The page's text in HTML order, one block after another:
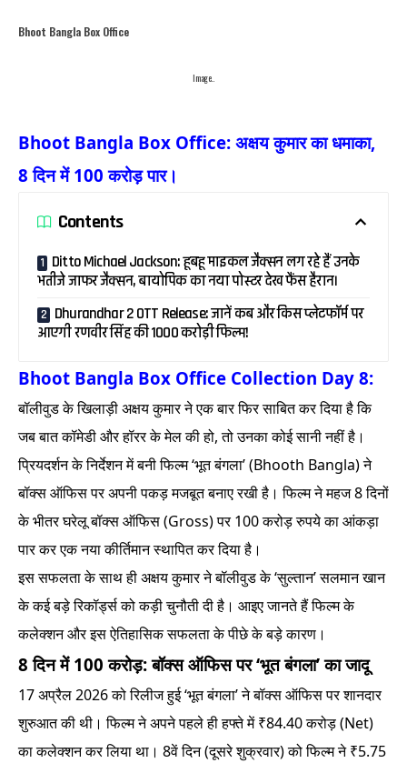
Bhoot Bangla Box Office
Image..
Bhoot Bangla Box Office: अक्षय कुमार का धमाका,
8 दिन में 100 करोड़ पार।
Contents
Ditto Michael Jackson: हूबहू माइकल जैक्सन लग रहे हैं उनके
भतीजे जाफर जैक्सन, बायोपिक का नया पोस्टर देख फैंस हैरान।
Dhurandhar 2 OTT Release: जानें कब और किस प्लेटफॉर्म पर
आएगी रणवीर सिंह की 1000 करोड़ी फिल्म!
Bhoot Bangla Box Office Collection Day 8:
बॉलीवुड के खिलाड़ी अक्षय कुमार ने एक बार फिर साबित कर दिया है कि
जब बात कॉमेडी और हॉरर के मेल की हो, तो उनका कोई सानी नहीं है।
प्रियदर्शन के निर्देशन में बनी फिल्म ‘भूत बंगला’ (Bhooth Bangla) ने
बॉक्स ऑफिस पर अपनी पकड़ मजबूत बनाए रखी है। फिल्म ने महज 8 दिनों
के भीतर घरेलू बॉक्स ऑफिस (Gross) पर 100 करोड़ रुपये का आंकड़ा
पार कर एक नया कीर्तिमान स्थापित कर दिया है।
इस सफलता के साथ ही अक्षय कुमार ने बॉलीवुड के ‘सुल्तान’ सलमान खान
के कई बड़े रिकॉर्ड्स को कड़ी चुनौती दी है। आइए जानते हैं फिल्म के
कलेक्शन और इस ऐतिहासिक सफलता के पीछे के बड़े कारण।
8 दिन में 100 करोड़: बॉक्स ऑफिस पर ‘भूत बंगला’ का जादू
17 अप्रैल 2026 को रिलीज हुई ‘भूत बंगला’ ने बॉक्स ऑफिस पर शानदार
शुरुआत की थी। फिल्म ने अपने पहले ही हफ्ते में ₹84.40 करोड़ (Net)
का कलेक्शन कर लिया था। 8वें दिन (दूसरे शुक्रवार) को फिल्म ने ₹5.75